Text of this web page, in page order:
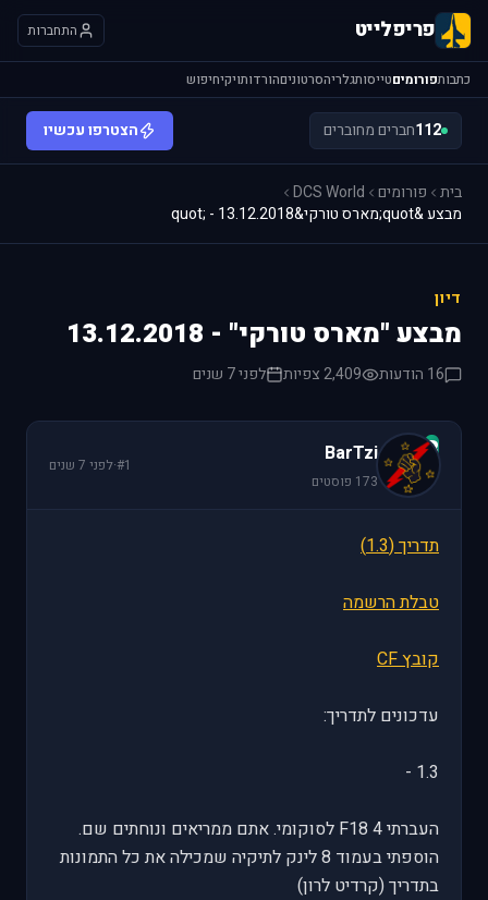
פריפלייט התחברות
כתבותפורומיםטייסותגלריהסרטוניםהורדותויקיחיפוש
112חברים מחוברים הצטרפו עכשיו
בית פורומים
DCS World
מבצע &quot;מארס טורקי&quot; - 13.12.2018
דיון
מבצע "מארס טורקי" - 13.12.2018
16 הודעות 2,409 צפיות לפני 7 שנים
B
BarTzi
173 פוסטים
#1
·לפני 7 שנים
תדריך (1.3)
טבלת הרשמה
קובץ CF
עדכונים לתדריך:
1.3 -
העברתי 4 F18 לסוקומי. אתם ממריאים ונוחתים שם.
הוספתי בעמוד 8 לינק לתיקיה שמכילה את כל התמונות
בתדריך (קרדיט לרון)